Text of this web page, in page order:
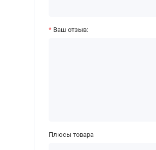
Ваш отзыв:
Плюсы товара